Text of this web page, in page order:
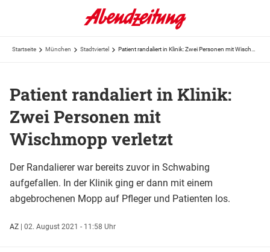
Startseite München Stadtviertel
Patient randaliert in Klinik:
Zwei Personen mit
Wischmopp verletzt
Der Randalierer war bereits zuvor in Schwabing
aufgefallen. In der Klinik ging er dann mit einem
abgebrochenen Mopp auf Pfleger und Patienten los.
AZ | 02. August 2021 - 11:58 Uhr